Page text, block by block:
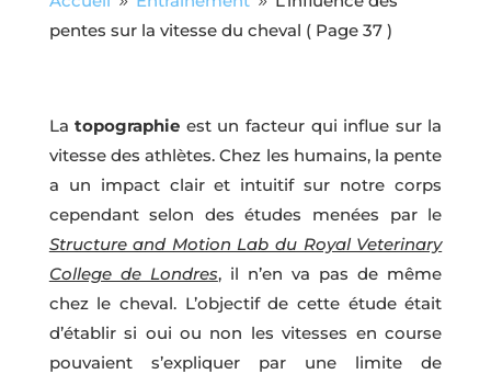
pentes sur la vitesse du cheval ( Page 37 )
Latopographie est un facteur qui influe sur la
vitesse des athlètes. Chez les humains, la pente
a un impact clair et intuitif sur notre corps
cependant selon des études menées par le
Structure and Motion Lab du Royal Veterinary
College de Londres, il n’en va pas de même
chez le cheval. L’objectif de cette étude était
d’établir si oui ou non les vitesses en course
pouvaient s’expliquer par une limite de